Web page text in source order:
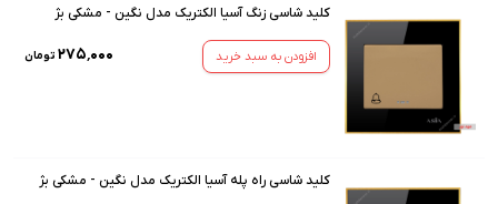
کلید شاسی زنگ آسیا الکتریک مدل نگین - مشکی بژ
افزودن به سبد خرید ۲۷۵٬۰۰۰ تومان
کلید شاسی راه پله آسیا الکتریک مدل نگین - مشکی بژ